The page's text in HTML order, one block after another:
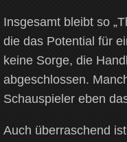
Insgesamt bleibt so
die das Potential für
keine Sorge, die
abgeschlossen.
Schauspieler eben
Auch überraschend